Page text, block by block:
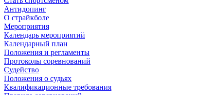
Антидопинг
О страйкболе
Мероприятия
Календарь мероприятий
Календарный план
Положения и регламенты
Протоколы соревнований
Судейство
Положения о судьях
Квалификационные требования